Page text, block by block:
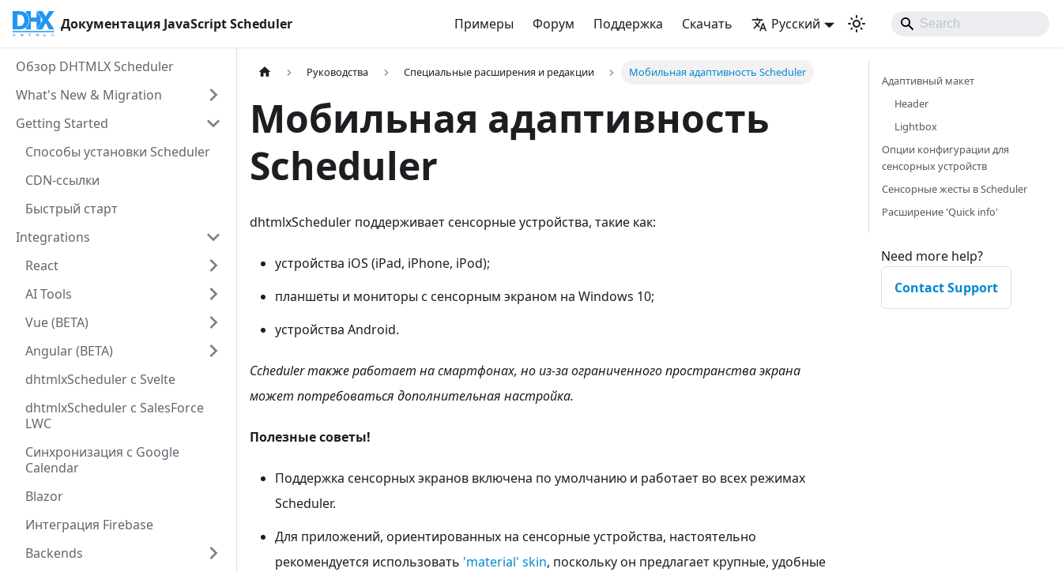
Документация JavaScript Scheduler Примеры Форум Поддержка Скачать Русский
Обзор DHTMLX Scheduler
What's New & Migration
Getting Started
Способы установки Scheduler
CDN-ссылки
Быстрый старт
Integrations
React
AI Tools
Vue (BETA)
Angular (BETA)
dhtmlxScheduler с Svelte
dhtmlxScheduler с SalesForce
LWC
Cинхронизация с Google
Calendar
Blazor
Интеграция Firebase
Backends
Руководства Специальные расширения и редакции Мобильная адаптивность Scheduler
Мобильная адаптивность
Scheduler
dhtmlxScheduler поддерживает сенсорные устройства, такие как:
устройства iOS (iPad, iPhone, iPod);
планшеты и мониторы с сенсорным экраном на Windows 10;
устройства Android.
Сcheduler также работает на смартфонах, но из-за ограниченного пространства экрана
может потребоваться дополнительная настройка.
Полезные советы!
Поддержка сенсорных экранов включена по умолчанию и работает во всех режимах
Scheduler.
Для приложений, ориентированных на сенсорные устройства, настоятельно
рекомендуется использовать 'material' skin, поскольку он предлагает крупные, удобные
Адаптивный макет
Header
Lightbox
Опции конфигурации для
сенсорных устройств
Сенсорные жесты в Scheduler
Расширение 'Quick info'
Need more help?
Contact Support